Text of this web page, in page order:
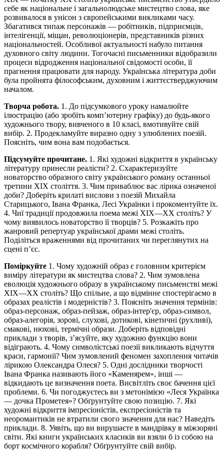
себе як національне і загальнолюдське мистецтво слова, яке
розвивалося в унісон з європейськими викликами часу.
Збагатився типаж персонажів — робітників, підприємців,
інтелігенції, міщан, революціонерів, представників різних
національностей. Особливої актуальності набуло питання
духовного світу людини. Тогочасні письменники відобразили
процеси відродження національної свідомості особи, її
прагнення працювати для народу. Українська література доби
була пройнята філософським, духовним і життєстверджуючим
началом.
Творча робота. 1. До підсумкового уроку намалюйте
ілюстрацію (або зробіть комп’ютерну графіку) до будь-якого
художнього твору, вивченого в 10 класі, вмотивуйте свій
вибір. 2. Продекламуйте виразно одну з улюблених поезій.
Поясніть, чим вона вам подобається.
Підсумуйте прочитане. 1. Які художні відкриття в українську
літературу принесли реалісти? 2. Схарактеризуйте
новаторство образного світу українського роману останньої
третини XIX століття. 3. Чим приваблює вас лірика означеної
доби? Доберіть крилаті вислови з поезій Михайла
Старицького, Івана Франка, Лесі Українки і прокоментуйте їх.
4. Чиї традиції продовжила поема межі XIX—XX століть? У
чому виявилось новаторство її творців? 5. Розкажіть про
жанровий репертуар української драми межі століть.
Поділіться враженнями від прочитаних чи переглянутих на
сцені п’єс.
Поміркуйте 1. Чому художній образ є головним критерієм
виміру літератури як мистецтва слова? 2. Чим зумовлена
еволюція художнього образу в українському письменстві межі
XIX—XX століть? Що спільне, а що відмінне спостерігаємо в
образах реалістів і модерністів? 3. Поясніть значення термінів:
образ-персонаж, образ-пейзаж, образ-інтер'єр, образ-символ,
образ-алегорія, зорові, слухові, дотикові, кінетичні (рухливі),
смакові, нюхові, термічні образи. Доберіть відповідні
приклади з творів, з’ясуйте, яку художню функцію вони
відіграють. 4. Чому символістські поезії викликають відчуття
краси, гармонії? Чим зумовлений феномен захоплення читачів
лірикою Олександра Олеся? 5. Одні дослідники творчості
Івана Франка називають його «Каменярем», інші —
відкидають це визначення поета. Висвітліть своє бачення цієї
проблеми. 6. Чи погоджуєтесь ви з метонімією «Леся Українка
— дочка Прометея»? Обґрунтуйте свою позицію. 7. Які
художні відкриття імпресіоністів, експресіоністів та
неоромантиків не втратили свого значення для нас? Наведіть
приклади. 8. Уявіть, що ви вирушаєте в мандрівку в міжзоряні
світи. Які книги українських класиків ви взяли б із собою на
борт космічного корабля? Обґрунтуйте свій вибір.